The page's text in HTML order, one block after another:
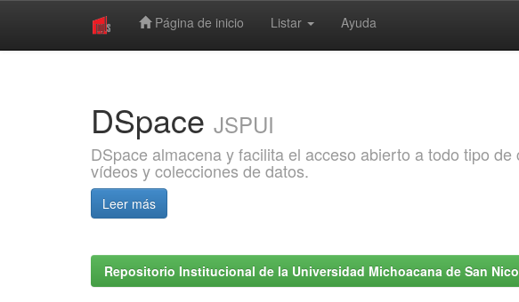
Página de inicio Listar Ayuda
DSpace JSPUI
DSpace almacena y facilita el acceso abierto a todo tipo
vídeos y colecciones de datos.
Leer más
Repositorio Institucional de la Universidad Michoacana de San